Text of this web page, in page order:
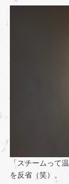
「スチームって
を反省（笑）。